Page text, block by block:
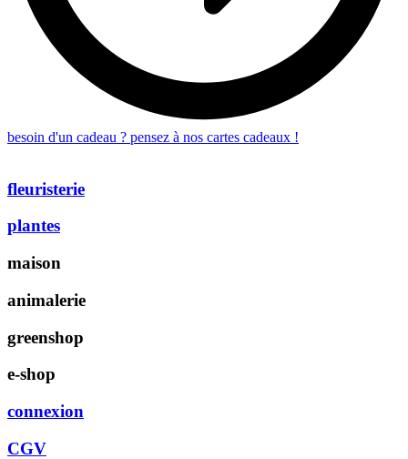
besoin d'un cadeau ? pensez à nos cartes cadeaux !
fleuristerie
plantes
maison
animalerie
greenshop
e-shop
connexion
CGV